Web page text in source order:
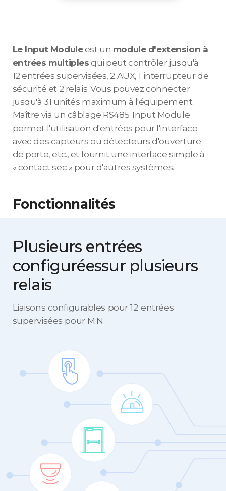
Le Input Moduleest un module d'extension à
entrées multiples qui peut contrôler jusqu'à
12 entrées supervisées, 2 AUX, 1 interrupteur de
sécurité et 2 relais. Vous pouvez connecter
jusqu'à 31 unités maximum à l'équipement
Maître via un câblage RS485. Input Module
permet l'utilisation d'entrées pour l'interface
avec des capteurs ou détecteurs d'ouverture
de porte, etc., et fournit une interface simple à
« contact sec » pour d'autres systèmes.
Fonctionnalités
Plusieurs entrées
configuréessur plusieurs
relais
Liaisons configurables pour 12 entrées
supervisées pour M:N